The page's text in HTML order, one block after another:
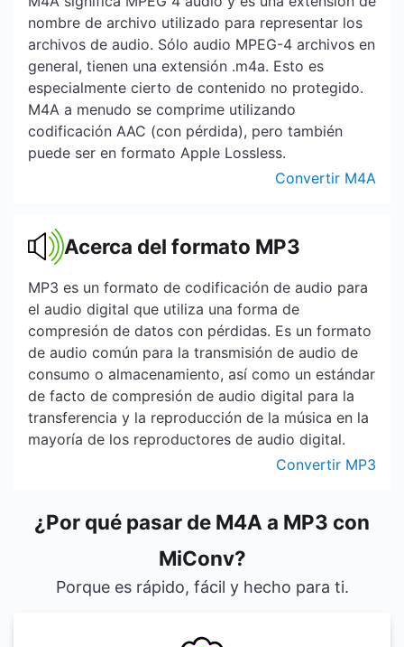
nombre de archivo utilizado para representar los
archivos de audio. Sólo audio MPEG-4 archivos en
general, tienen una extensión .m4a. Esto es
especialmente cierto de contenido no protegido.
M4A a menudo se comprime utilizando
codificación AAC (con pérdida), pero también
puede ser en formato Apple Lossless.
Convertir M4A
Acerca del formato MP3
MP3 es un formato de codificación de audio para
el audio digital que utiliza una forma de
compresión de datos con pérdidas. Es un formato
de audio común para la transmisión de audio de
consumo o almacenamiento, así como un estándar
de facto de compresión de audio digital para la
transferencia y la reproducción de la música en la
mayoría de los reproductores de audio digital.
Convertir MP3
¿Por qué pasar de M4A a MP3 con
MiConv?
Porque es rápido, fácil y hecho para ti.